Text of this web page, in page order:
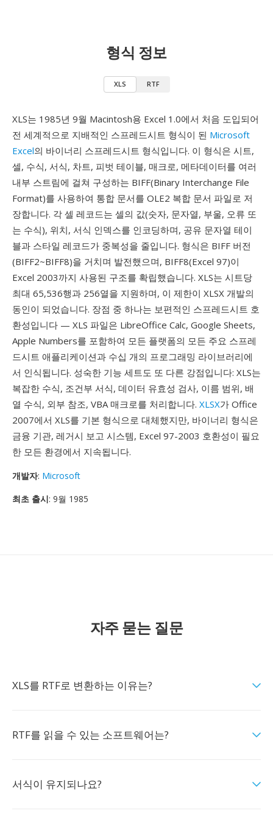
형식 정보
XLS RTF
XLS는 1985년 9월 Macintosh용 Excel 1.0에서 처음 도입되어
전 세계적으로 지배적인 스프레드시트 형식이 된 Microsoft
Excel의 바이너리 스프레드시트 형식입니다. 이 형식은 시트,
셀, 수식, 서식, 차트, 피벗 테이블, 매크로, 메타데이터를 여러
내부 스트림에 걸쳐 구성하는 BIFF(Binary Interchange File
Format)를 사용하여 통합 문서를 OLE2 복합 문서 파일로 저
장합니다. 각 셀 레코드는 셀의 값(숫자, 문자열, 부울, 오류 또
는 수식), 위치, 서식 인덱스를 인코딩하며, 공유 문자열 테이
블과 스타일 레코드가 중복성을 줄입니다. 형식은 BIFF 버전
(BIFF2~BIFF8)을 거치며 발전했으며, BIFF8(Excel 97)이
Excel 2003까지 사용된 구조를 확립했습니다. XLS는 시트당
최대 65,536행과 256열을 지원하며, 이 제한이 XLSX 개발의
동인이 되었습니다. 장점 중 하나는 보편적인 스프레드시트 호
환성입니다 — XLS 파일은 LibreOffice Calc, Google Sheets,
Apple Numbers를 포함하여 모든 플랫폼의 모든 주요 스프레
드시트 애플리케이션과 수십 개의 프로그래밍 라이브러리에
서 인식됩니다. 성숙한 기능 세트도 또 다른 강점입니다: XLS는
복잡한 수식, 조건부 서식, 데이터 유효성 검사, 이름 범위, 배
열 수식, 외부 참조, VBA 매크로를 처리합니다. XLSX가 Office
2007에서 XLS를 기본 형식으로 대체했지만, 바이너리 형식은
금융 기관, 레거시 보고 시스템, Excel 97-2003 호환성이 필요
한 모든 환경에서 지속됩니다.
개발자: Microsoft
최초 출시: 9월 1985
자주 묻는 질문
XLS를 RTF로 변환하는 이유는?
RTF를 읽을 수 있는 소프트웨어는?
서식이 유지되나요?